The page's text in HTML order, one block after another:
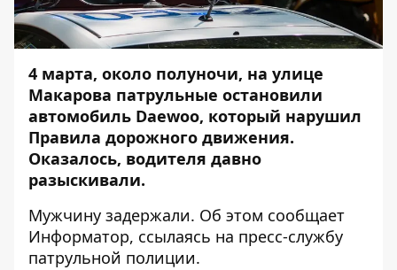
4 марта, около полуночи, на улице
Макарова патрульные остановили
автомобиль Daewoo, который нарушил
Правила дорожного движения.
Оказалось, водителя давно
разыскивали.
Мужчину задержали. Об этом сообщает
Информатор, ссылаясь на пресс-службу
патрульной полиции.